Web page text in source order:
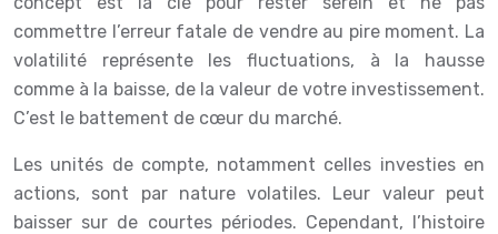
commettre l’erreur fatale de vendre au pire moment. La
volatilité représente les fluctuations, à la hausse
comme à la baisse, de la valeur de votre investissement.
C’est le battement de cœur du marché.
Les unités de compte, notamment celles investies en
actions, sont par nature volatiles. Leur valeur peut
baisser sur de courtes périodes. Cependant, l’histoire